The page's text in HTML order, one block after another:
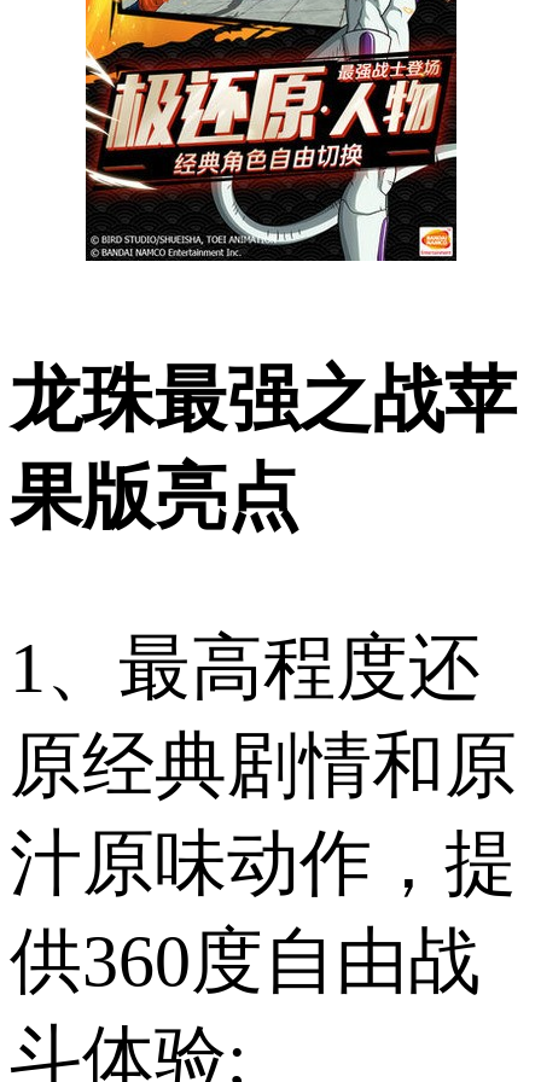
龙珠最强之战苹
果版亮点
1、最高程度还
原经典剧情和原
汁原味动作，提
供360度自由战
斗体验;